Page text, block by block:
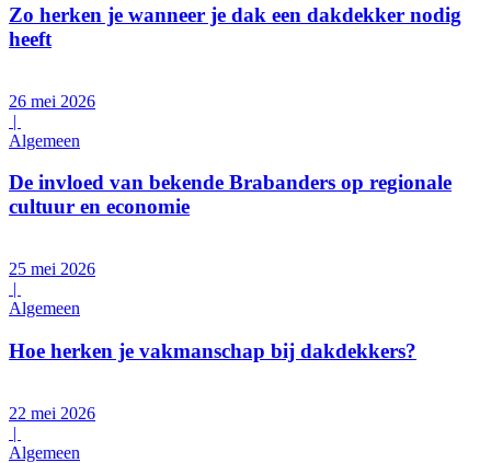
Zo herken je wanneer je dak een dakdekker nodig
heeft
26 mei 2026
|
Algemeen
De invloed van bekende Brabanders op regionale
cultuur en economie
25 mei 2026
|
Algemeen
Hoe herken je vakmanschap bij dakdekkers?
22 mei 2026
|
Algemeen